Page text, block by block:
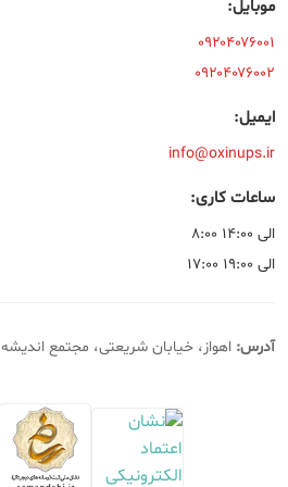
موبایل:
۰۹۲۰۴۰۷۶۰۰۱
۰۹۲۰۴۰۷۶۰۰۲
ایمیل:
info@oxinups.ir
ساعات کاری:
۸:۰۰ الی ۱۴:۰۰
۱۷:۰۰ الی ۱۹:۰۰
آدرس: اهواز، خیابان شریعتی، مجتمع اندیشه